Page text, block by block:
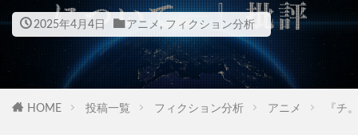
2025年4月4日 アニメ , フィクション分析
HOME 投稿一覧 フィクション分析 アニメ 『チ